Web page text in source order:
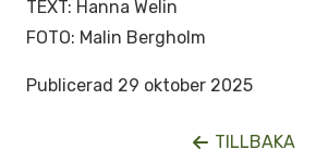
TEXT: Hanna Welin
FOTO: Malin Bergholm
Publicerad 29 oktober 2025
TILLBAKA